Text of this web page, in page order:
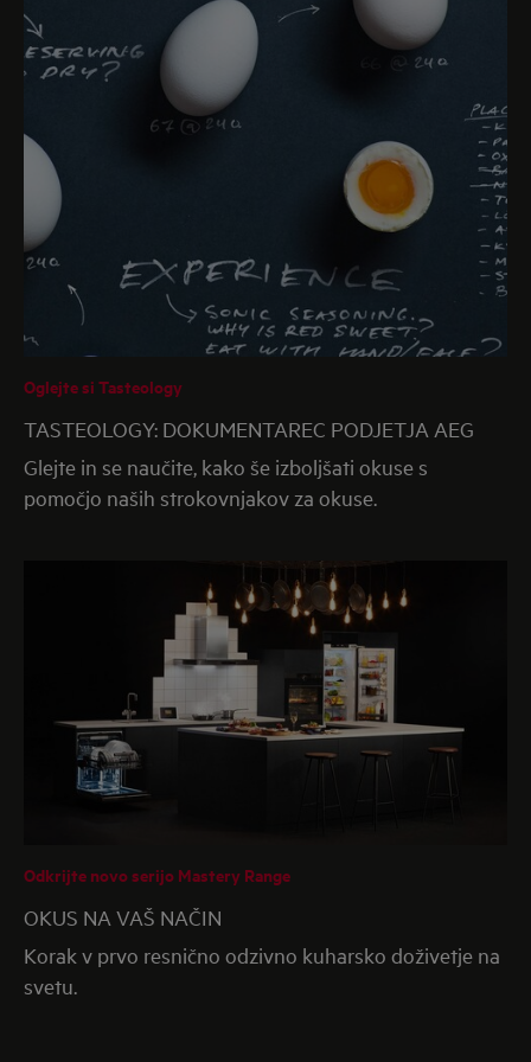
Oglejte si Tasteology
TASTEOLOGY: DOKUMENTAREC PODJETJA AEG
Glejte in se naučite, kako še izboljšati okuse s
pomočjo naših strokovnjakov za okuse.
Odkrijte novo serijo Mastery Range
OKUS NA VAŠ NAČIN
Korak v prvo resnično odzivno kuharsko doživetje na
svetu.